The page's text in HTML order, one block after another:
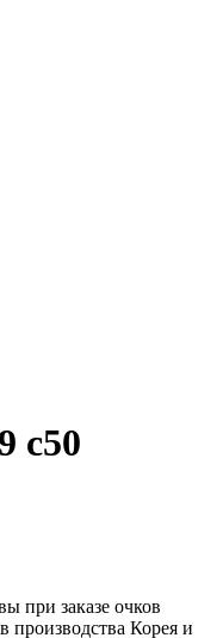
c50
при заказе очков
производства Корея и